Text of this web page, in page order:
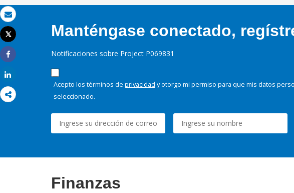
Correo electrónico
Imprimir
Tweet
Share
Manténgase conectado,
Notificaciones sobre Project P069831
Acepto los términos de privacidad y otorgo mi permiso para que mis datos
seleccionado.
Finanzas